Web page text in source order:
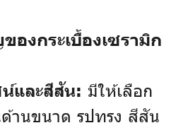
งกระเบื้องเซรามิก
และสีสัน: มีให้เลือก
านขนาด รูปทรง สีสัน